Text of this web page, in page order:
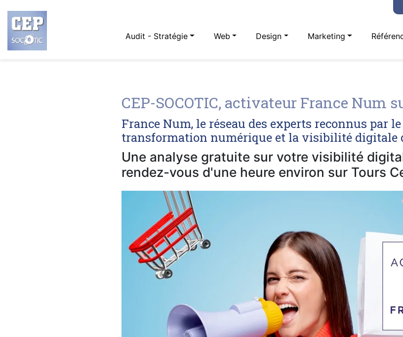
Audit - Stratégie Web Design Marketing
CEP-SOCOTIC, activateur France Num
France Num, le réseau des experts reconnus par
transformation numérique et la visibilité digitale
Une analyse gratuite sur votre visibilité
rendez-vous d'une heure environ sur Tours